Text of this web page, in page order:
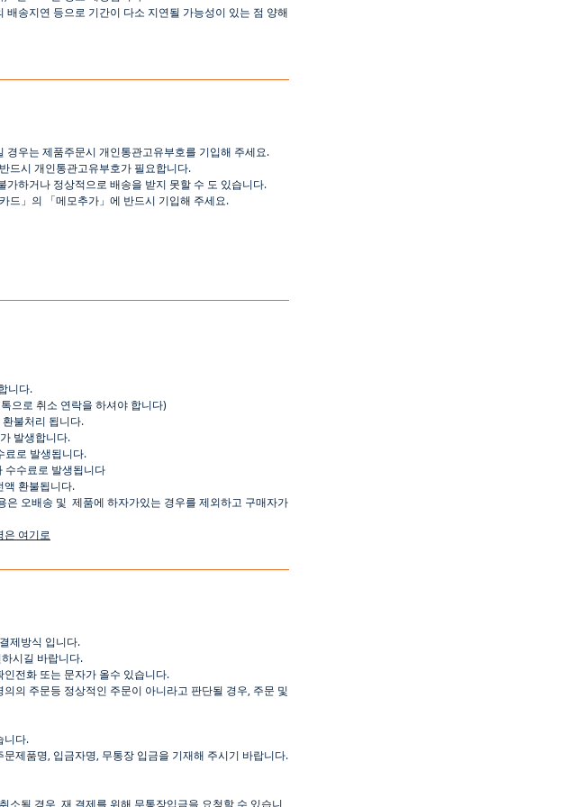
배송지연 등으로 기간이 다소 지연될 가능성이 있는 점 양해
경우는 제품주문시 개인통관고유부호를 기입해 주세요.
드시 개인통관고유부호가 필요합니다.
가하거나 정상적으로 배송을 받지 못할 수 도 있습니다.
드 」 의 「메모추가 」 에 반드시 기입해 주세요.
니다.
으로 취소 연락을 하셔야 합니다)
환불처리 됩니다.
발생합니다.
료로 발생됩니다.
수수료로 발생됩니다
액 환불됩니다.
은 오배송 및 제품에 하자가있는 경우를 제외하고 구매자가
은 여기로
제방식 입니다.
시길 바랍니다.
인전화 또는 문자가 올수 있습니다.
의의 주문등 정상적인 주문이 아니라고 판단될 경우 주문 및
니다.
문제품명 입금자명 무통장 입금을 기재해 주시기 바랍니다.
취소될 경우 재 결제를 위해 무통장입금을 요청할 수 있습니